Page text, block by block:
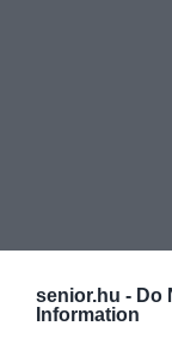
senior.hu - Do
Information